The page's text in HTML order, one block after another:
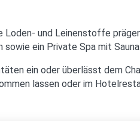
und Leinenstoffe
ein Private Spa mit Sauna.
ein oder überlässt dem
lassen oder im